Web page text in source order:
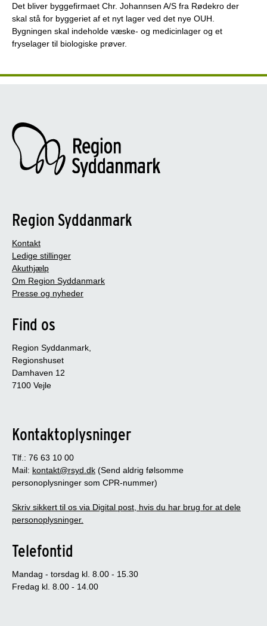
Det bliver byggefirmaet Chr. Johannsen A/S fra Rødekro der
skal stå for byggeriet af et nyt lager ved det nye OUH.
Bygningen skal indeholde væske- og medicinlager og et
fryselager til biologiske prøver.
Region Syddanmark
Kontakt
Ledige stillinger
Akuthjælp
Om Region Syddanmark
Presse og nyheder
Find os
Region Syddanmark,
Regionshuset
Damhaven 12
7100 Vejle
Kontaktoplysninger
Tlf.: 76 63 10 00
Mail: kontakt@rsyd.dk (Send aldrig følsomme
personoplysninger som CPR-nummer)
Skriv sikkert til os via Digital post, hvis du har brug for at dele
personoplysninger.
Telefontid
Mandag - torsdag kl. 8.00 - 15.30
Fredag kl. 8.00 - 14.00